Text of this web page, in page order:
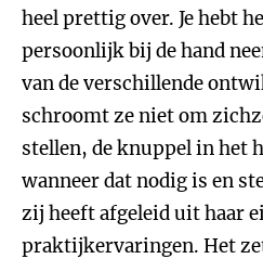
heel prettig over. Je hebt
persoonlijk bij de hand
van de verschillende
schroomt ze niet om
stellen, de knuppel in het
wanneer dat nodig is en
zij heeft afgeleid uit haar
praktijkervaringen. Het